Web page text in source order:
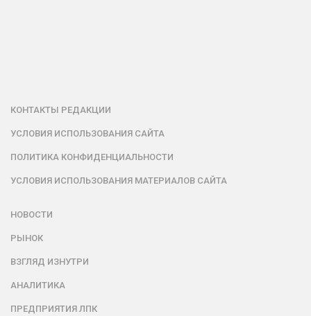
КОНТАКТЫ РЕДАКЦИИ
УСЛОВИЯ ИСПОЛЬЗОВАНИЯ САЙТА
ПОЛИТИКА КОНФИДЕНЦИАЛЬНОСТИ
УСЛОВИЯ ИСПОЛЬЗОВАНИЯ МАТЕРИАЛОВ САЙТА
НОВОСТИ
РЫНОК
ВЗГЛЯД ИЗНУТРИ
АНАЛИТИКА
ПРЕДПРИЯТИЯ ЛПК